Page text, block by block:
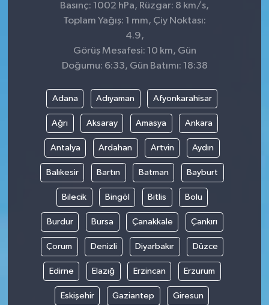
Basınç: 1002 hPa, Rüzgar: 8 km/s,
Toplam Yağış: 1 mm, Çiy Noktası:
4.9,
Görüş Mesafesi: 10 km, Gün
Doğumu: 6:33, Gün Batımı: 18:38
Adana Adıyaman Afyonkarahisar
Ağrı Aksaray Amasya Ankara
Antalya Ardahan Artvin Aydın
Balıkesir Bartın Batman Bayburt
Bilecik Bingöl Bitlis Bolu
Burdur Bursa Çanakkale Çankırı
Çorum Denizli Diyarbakır Düzce
Edirne Elazığ Erzincan Erzurum
Eskişehir Gaziantep Giresun